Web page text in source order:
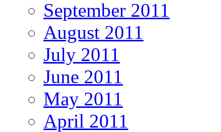
September 2011
August 2011
July 2011
June 2011
May 2011
April 2011